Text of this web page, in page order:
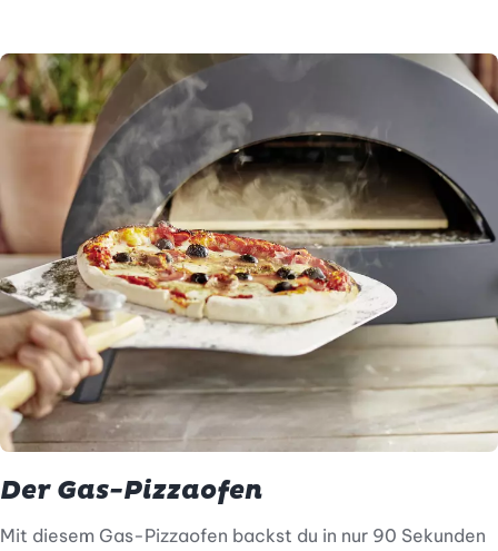
Der Gas-Pizzaofen
Mit diesem Gas-Pizzaofen backst du in nur 90 Sekunden